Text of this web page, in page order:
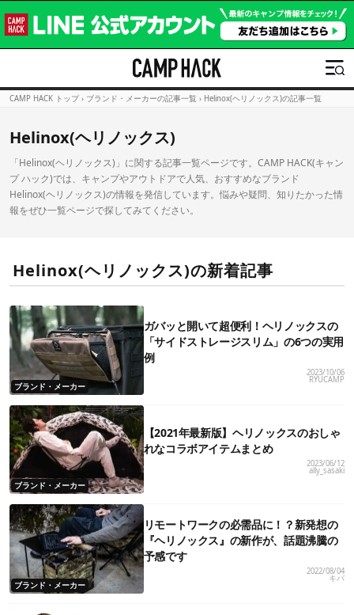
CAMP HACK トップ › ブランド・メーカーの記事一覧 › Helinox(ヘリノックス)の記事一覧
Helinox(ヘリノックス)
「Helinox(ヘリノックス)」に関する記事一覧ページです。CAMP HACK(キャン
プ ハック)では、キャンプやアウトドアで人気、おすすめなブランド
Helinox(ヘリノックス)の情報を発信しています。悩みや疑問、知りたかった情
報をぜひ一覧ページで探してみてください。
Helinox(ヘリノックス)の新着記事
ブランド・メーカー
ガバッと開いて超便利！ヘリノックスの
「サイドストレージスリム」の6つの実用
例
2023/10/06
RYUCAMP
ブランド・メーカー
【2021年最新版】ヘリノックスのおしゃ
れなコラボアイテムまとめ
2023/06/12
ally_sasaki
ブランド・メーカー
リモートワークの必需品に！？新発想の
『ヘリノックス』の新作が、話題沸騰の
予感です
2022/08/04
キバ